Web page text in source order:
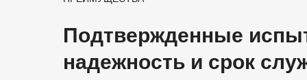
Подтвержденные
надежность и срок